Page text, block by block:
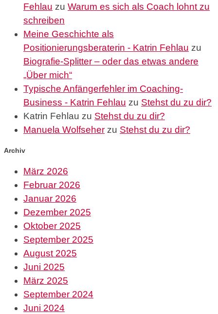
Fehlau zu Warum es sich als Coach lohnt zu
schreiben
Meine Geschichte als
Positionierungsberaterin - Katrin Fehlau zu
Biografie-Splitter – oder das etwas andere
„Über mich“
Typische Anfängerfehler im Coaching-
Business - Katrin Fehlau zu Stehst du zu dir?
Katrin Fehlau zu Stehst du zu dir?
Manuela Wolfseher zu Stehst du zu dir?
Archiv
März 2026
Februar 2026
Januar 2026
Dezember 2025
Oktober 2025
September 2025
August 2025
Juni 2025
März 2025
September 2024
Juni 2024